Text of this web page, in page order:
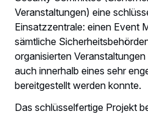
Veranstaltungen) eine
Einsatzzentrale: einen Event
sämtliche
organisierten
auch innerhalb eines sehr
bereitgestellt werden konnte.
Das schlüsselfertige Projekt